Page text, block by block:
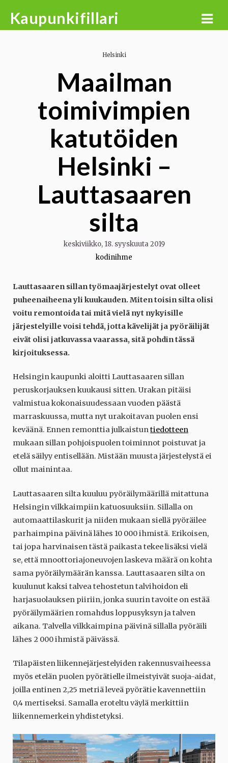
Kaupunkifillari
Helsinki
Maailman
toimivimpien
katutöiden
Helsinki –
Lauttasaaren
silta
keskiviikko, 18. syyskuuta 2019
kodinihme
Lauttasaaren sillan työmaajärjestelyt ovat olleet
puheenaiheena yli kuukauden. Miten toisin silta olisi
voitu remontoida tai mitä vielä nyt nykyisille
järjestelyille voisi tehdä, jotta kävelijät ja pyöräilijät
eivät olisi jatkuvassa vaarassa, sitä pohdin tässä
kirjoituksessa.
Helsingin kaupunki aloitti Lauttasaaren sillan
peruskorjauksen kuukausi sitten. Urakan pitäisi
valmistua kokonaisuudessaan vuoden päästä
marraskuussa, mutta nyt urakoitavan puolen ensi
keväänä. Ennen remonttia julkaistuntiedotteen
mukaan sillan pohjoispuolen toiminnot poistuvat ja
etelä säilyy entisellään. Mistään muusta järjestelystä ei
ollut mainintaa.
Lauttasaaren silta kuuluu pyöräilymäärillä mitattuna
Helsingin vilkkaimpiin katuosuuksiin. Sillalla on
automaattilaskurit ja niiden mukaan siellä pyöräilee
parhaimpina päivinä lähes 10 000 ihmistä. Erikoisen,
tai jopa harvinaisen tästä paikasta tekee lisäksi vielä
se, että mnoottoriajoneuvojen laskeva määrä on kohta
sama pyöräilymäärän kanssa. Lauttasaaren silta on
kuulunut kaksi talvea tehostetun talvihoidon eli
harjasuolauksen piiriin, jonka suurin tavoite on estää
pyöräilymäärien romahdus loppusyksyn ja talven
aikana. Talvella vilkkaimpina päivinä sillalla pyöräili
lähes 2 000 ihmistä päivässä.
Tilapäisten liikennejärjestelyiden rakennusvaiheessa
myös etelän puolen pyörätielle ilmeistyivät suoja-aidat,
joilla entinen 2,25 metriä leveä pyörätie kavennettiin
0,4 mertiseksi. Samalla eroteltu väylä merkittiin
liikennemerkein yhdistetyksi.